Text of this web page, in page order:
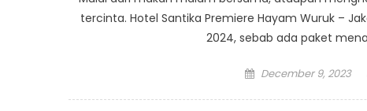
tercinta. Hotel Santika Premiere Hayam Wuruk –
2024, sebab ada paket
Posted
December 9, 2023